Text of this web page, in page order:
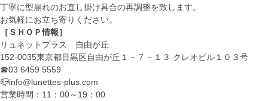
丁寧に型崩れのお直し掛け具合の再調整を致します。
お気軽にお立ち寄りください。
［ＳＨＯＰ情報］
リュネットプラス 自由が丘
152-0035東京都目黒区自由が丘１－７－１３ クレオビル１０３号
☎03 6459 5559
📪info@lunettes-plus.com
営業時間：11：00～19：00